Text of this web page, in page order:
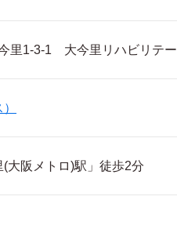
里1-3-1 大今里リハビリテ
大阪メトロ)駅」徒歩2分